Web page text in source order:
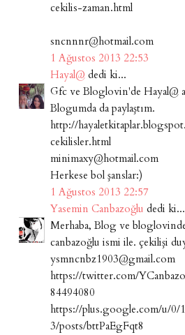
cekilis-zaman.html
sncnnnr@hotmail.com
1 Ağustos 2013 22:53
Hayal@dedi ki...
Gfc ve Bloglovin'de Hayal@
Blogumda da paylaştım.
http://
cekilisler.html
minimaxy@hotmail.com
Herkese bol şanslar:)
1 Ağustos 2013 22:57
Yasemin Canbazoğlu dedi ki...
Merhaba, Blog ve
canbazoğlu ismi ile. çekilişi
ysmncnbz1903@gmail.com
https://twitter.com/
84494080
https://plus.google.com/u/0/
3/posts/bttPaEgFqt8